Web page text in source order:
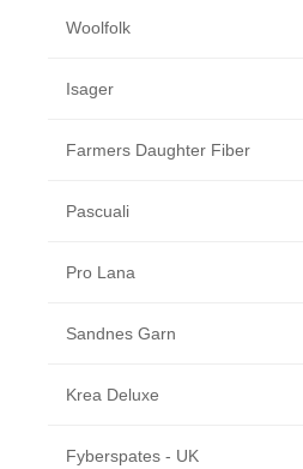
Woolfolk
Isager
Farmers Daughter Fiber
Pascuali
Pro Lana
Sandnes Garn
Krea Deluxe
Fyberspates - UK